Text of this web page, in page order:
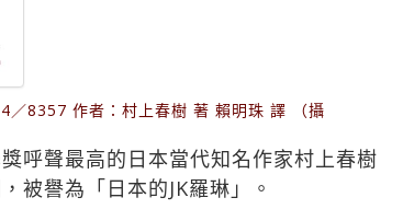
／8357 作者：村上春樹 著 賴明珠 譯 （攝
呼聲最高的日本當代知名作家村上春樹
被譽為「日本的JK羅琳」。